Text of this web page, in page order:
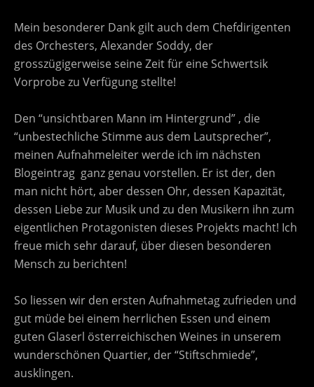
Mein besonderer Dank gilt auch dem Chefdirigenten
des Orchesters, Alexander Soddy, der
grosszügigerweise seine Zeit für eine Schwertsik
Vorprobe zu Verfügung stellte!
Den “unsichtbaren Mann im Hintergrund” , die
“unbestechliche Stimme aus dem Lautsprecher”,
meinen Aufnahmeleiter werde ich im nächsten
Blogeintrag ganz genau vorstellen. Er ist der, den
man nicht hört, aber dessen Ohr, dessen Kapazität,
dessen Liebe zur Musik und zu den Musikern ihn zum
eigentlichen Protagonisten dieses Projekts macht! Ich
freue mich sehr darauf, über diesen besonderen
Mensch zu berichten!
So liessen wir den ersten Aufnahmetag zufrieden und
gut müde bei einem herrlichen Essen und einem
guten Glaserl österreichischen Weines in unserem
wunderschönen Quartier, der “Stiftschmiede”,
ausklingen.